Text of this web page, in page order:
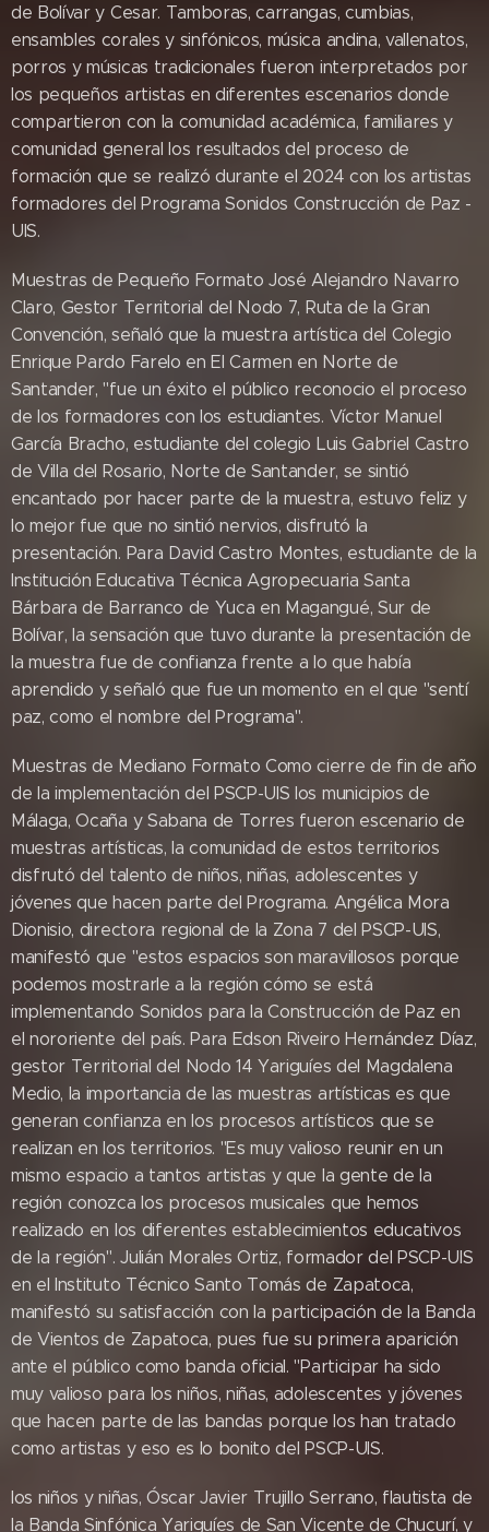
de Bolívar y Cesar. Tamboras, carrangas, cumbias,
ensambles corales y sinfónicos, música andina, vallenatos,
porros y músicas tradicionales fueron interpretados por
los pequeños artistas en diferentes escenarios donde
compartieron con la comunidad académica, familiares y
comunidad general los resultados del proceso de
formación que se realizó durante el 2024 con los artistas
formadores del Programa Sonidos Construcción de Paz -
UIS.
Muestras de Pequeño Formato José Alejandro Navarro
Claro, Gestor Territorial del Nodo 7, Ruta de la Gran
Convención, señaló que la muestra artística del Colegio
Enrique Pardo Farelo en El Carmen en Norte de
Santander, "fue un éxito el público reconocio el proceso
de los formadores con los estudiantes. Víctor Manuel
García Bracho, estudiante del colegio Luis Gabriel Castro
de Villa del Rosario, Norte de Santander, se sintió
encantado por hacer parte de la muestra, estuvo feliz y
lo mejor fue que no sintió nervios, disfrutó la
presentación. Para David Castro Montes, estudiante de la
Institución Educativa Técnica Agropecuaria Santa
Bárbara de Barranco de Yuca en Magangué, Sur de
Bolívar, la sensación que tuvo durante la presentación de
la muestra fue de confianza frente a lo que había
aprendido y señaló que fue un momento en el que "sentí
paz, como el nombre del Programa".
Muestras de Mediano Formato Como cierre de fin de año
de la implementación del PSCP-UIS los municipios de
Málaga, Ocaña y Sabana de Torres fueron escenario de
muestras artísticas, la comunidad de estos territorios
disfrutó del talento de niños, niñas, adolescentes y
jóvenes que hacen parte del Programa. Angélica Mora
Dionisio, directora regional de la Zona 7 del PSCP-UIS,
manifestó que "estos espacios son maravillosos porque
podemos mostrarle a la región cómo se está
implementando Sonidos para la Construcción de Paz en
el nororiente del país. Para Edson Riveiro Hernández Díaz,
gestor Territorial del Nodo 14 Yariguíes del Magdalena
Medio, la importancia de las muestras artísticas es que
generan confianza en los procesos artísticos que se
realizan en los territorios. "Es muy valioso reunir en un
mismo espacio a tantos artistas y que la gente de la
región conozca los procesos musicales que hemos
realizado en los diferentes establecimientos educativos
de la región". Julián Morales Ortiz, formador del PSCP-UIS
en el Instituto Técnico Santo Tomás de Zapatoca,
manifestó su satisfacción con la participación de la Banda
de Vientos de Zapatoca, pues fue su primera aparición
ante el público como banda oficial. "Participar ha sido
muy valioso para los niños, niñas, adolescentes y jóvenes
que hacen parte de las bandas porque los han tratado
como artistas y eso es lo bonito del PSCP-UIS.
los niños y niñas, Óscar Javier Trujillo Serrano, flautista de
la Banda Sinfónica Yariguíes de San Vicente de Chucurí, y